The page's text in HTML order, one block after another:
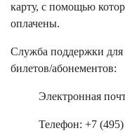
карту, с помощью
оплачены.
Служба поддержки для
билетов/абонементов:
Электронная
Телефон: +7